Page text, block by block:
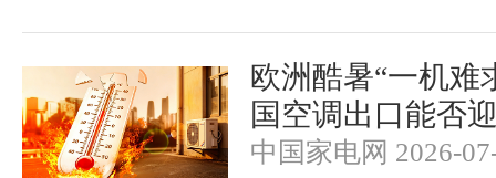
欧洲酷暑“一机难
国空调出口能否
中国家电网 2026-